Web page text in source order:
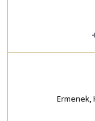
Ermenek,